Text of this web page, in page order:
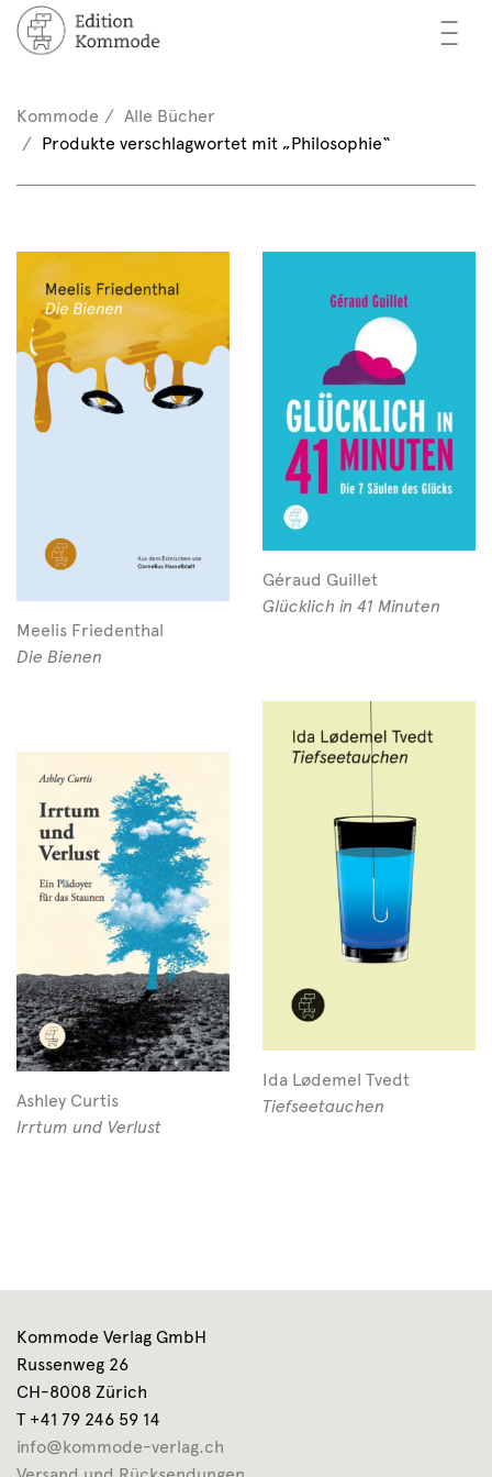
—
—
—
/ Registrieren
(0)
Kommode
Alle Bücher
Produkte verschlagwortet mit „Philosophie“
Meelis Friedenthal
Die Bienen
Géraud Guillet
Glücklich in 41 Minuten
Ida Lødemel Tvedt
Tiefseetauchen
Ashley Curtis
Irrtum und Verlust
Kommode Verlag GmbH
Russenweg 26
CH-8008 Zürich
T +41 79 246 59 14
info@kommode-verlag.ch